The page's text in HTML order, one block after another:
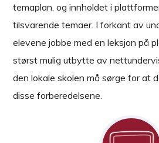
temaplan, og innholdet i
tilsvarende temaer. I forkant av
elevene jobbe med en leksjon på
størst mulig utbytte av
den lokale skolen må sørge for at
disse forberedelsene.